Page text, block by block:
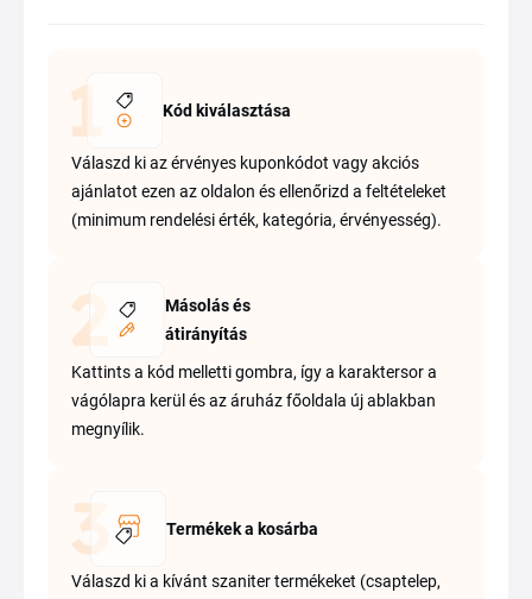
Kód kiválasztása
Válaszd ki az érvényes kuponkódot vagy akciós
ajánlatot ezen az oldalon és ellenőrizd a feltételeket
(minimum rendelési érték, kategória, érvényesség).
Másolás és
átirányítás
Kattints a kód melletti gombra, így a karaktersor a
vágólapra kerül és az áruház főoldala új ablakban
megnyílik.
Termékek a kosárba
Válaszd ki a kívánt szaniter termékeket (csaptelep,